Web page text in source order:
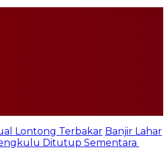
Lontong Terbakar Banjir Lahar
Ditutup Sementara